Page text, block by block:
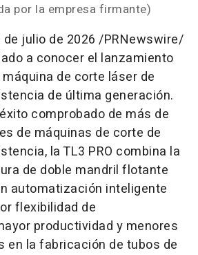
por la empresa firmante)
de julio de 2026 /PRNewswire/
a conocer el lanzamiento
máquina de corte láser de
de última generación.
comprobado de más de
de máquinas de corte de
la TL3 PRO combina la
de doble mandril flotante
automatización inteligente
flexibilidad de
productividad y menores
en la fabricación de tubos de